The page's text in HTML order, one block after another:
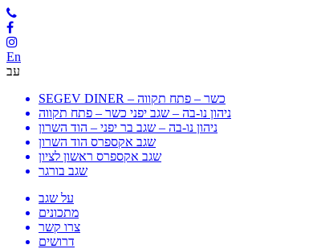
En
עב
SEGEV DINER – כשר – פתח תקווה
ניהון נו-בה – שגב יפני כשר – פתח תקווה
ניהון נו-בה – שגב בר יפני – הוד השרון
שגב אקספרס הוד השרון
שגב אקספרס ראשון לציון
שגב בורגר
על שגב
מתכונים
צרו קשר
דרושים